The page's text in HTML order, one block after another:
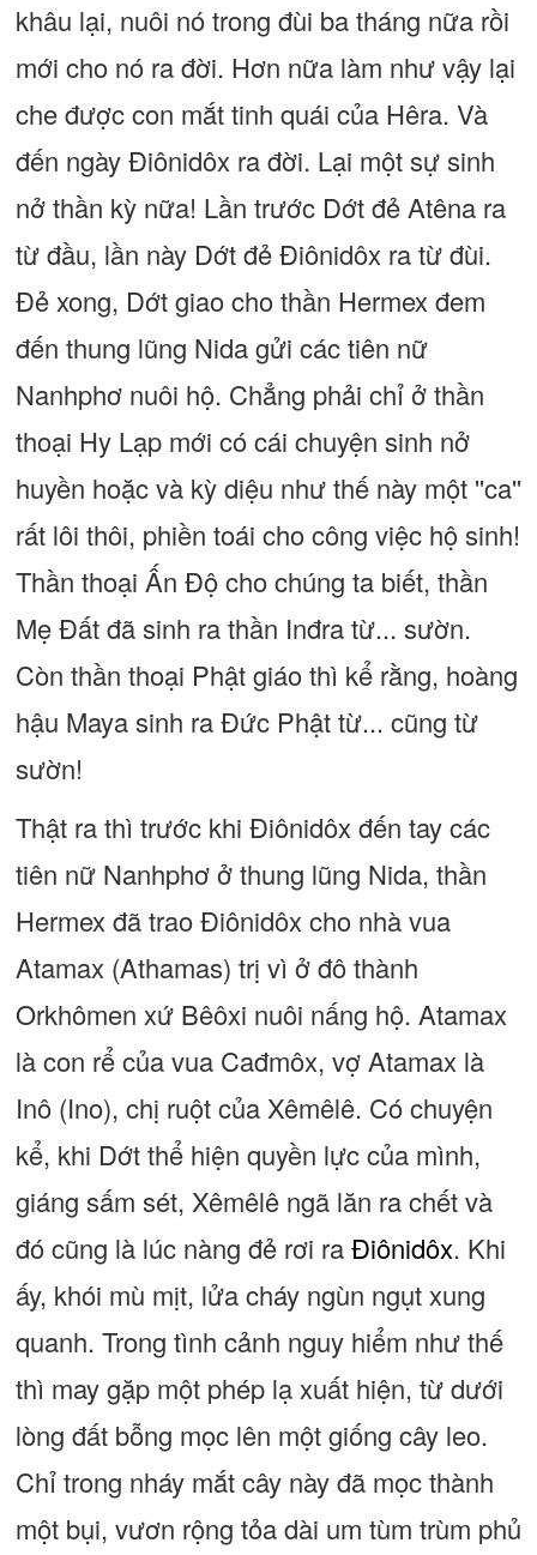
khâu lại, nuôi nó trong đùi ba tháng nữa rồi
mới cho nó ra đời. Hơn nữa làm như vậy lại
che được con mắt tinh quái của Hêra. Và
đến ngày Điônidôx ra đời. Lại một sự sinh
nở thần kỳ nữa! Lần trước Dớt đẻ Atêna ra
từ đầu, lần này Dớt đẻ Điônidôx ra từ đùi.
Đẻ xong, Dớt giao cho thần Hermex đem
đến thung lũng Nida gửi các tiên nữ
Nanhphơ nuôi hộ. Chẳng phải chỉ ở thần
thoại Hy Lạp mới có cái chuyện sinh nở
huyền hoặc và kỳ diệu như thế này một ''ca''
rất lôi thôi, phiền toái cho công việc hộ sinh!
Thần thoại Ấn Độ cho chúng ta biết, thần
Mẹ Đất đã sinh ra thần Inđra từ... sườn.
Còn thần thoại Phật giáo thì kể rằng, hoàng
hậu Maya sinh ra Đức Phật từ... cũng từ
sườn!
Thật ra thì trước khi Điônidôx đến tay các
tiên nữ Nanhphơ ở thung lũng Nida, thần
Hermex đã trao Điônidôx cho nhà vua
Atamax (Athamas) trị vì ở đô thành
Orkhômen xứ Bêôxi nuôi nấng hộ. Atamax
là con rể của vua Cađmôx, vợ Atamax là
Inô (Ino), chị ruột của Xêmêlê. Có chuyện
kể, khi Dớt thể hiện quyền lực của mình,
giáng sấm sét, Xêmêlê ngã lăn ra chết và
đó cũng là lúc nàng đẻ rơi raĐiônidôx. Khi
ấy, khói mù mịt, lửa cháy ngùn ngụt xung
quanh. Trong tình cảnh nguy hiểm như thế
thì may gặp một phép lạ xuất hiện, từ dưới
lòng đất bỗng mọc lên một giống cây leo.
Chỉ trong nháy mắt cây này đã mọc thành
một bụi, vươn rộng tỏa dài um tùm trùm phủ